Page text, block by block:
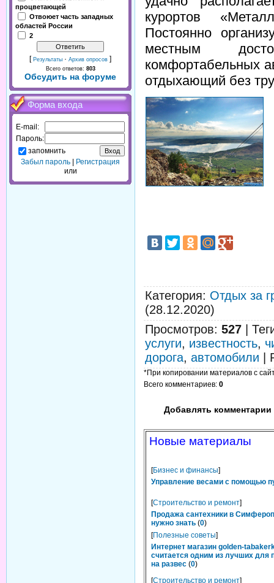
процветающей
Отвоюет часть западных
областей России
2
[ Результаты · Архив опросов ]
Всего ответов: 803
Обсудить на форуме
Форма входа
E-mail:
Пароль:
запомнить
Забыл пароль
Регистрация
или
курортов
Постоянно
местным
комфортабельных
отдыхающий без
Категория: Отдых за
(28.12.2020)
Просмотров: 527
услуги, известность,
дорога, автомобили
*При копировании материалов с
Всего комментариев: 0
Добавлять комментарии
Новые материалы
[Бизнес и финансы]
Управление весами с помощью
[Строительство и ремонт]
Продажа сантехники в
нужно знать (0)
[Полезные советы]
Интернет магазин golden-
считается одним из лучших для
на развес (0)
[Строительство и ремонт]